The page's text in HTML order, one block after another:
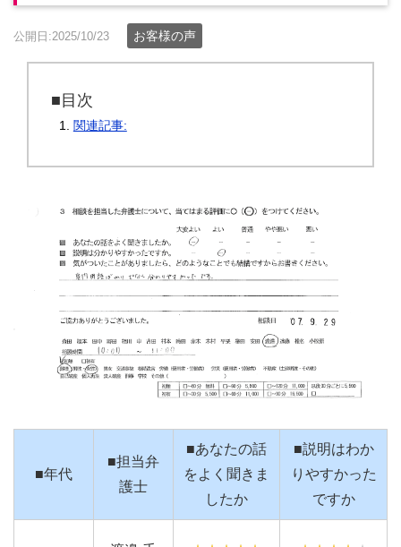
公開日:2025/10/23 お客様の声
■目次
関連記事:
■年代
■担当弁
護士
■あなたの話
をよく聞きま
したか
■説明はわか
りやすかった
ですか